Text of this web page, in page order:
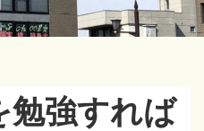
勉強すれば